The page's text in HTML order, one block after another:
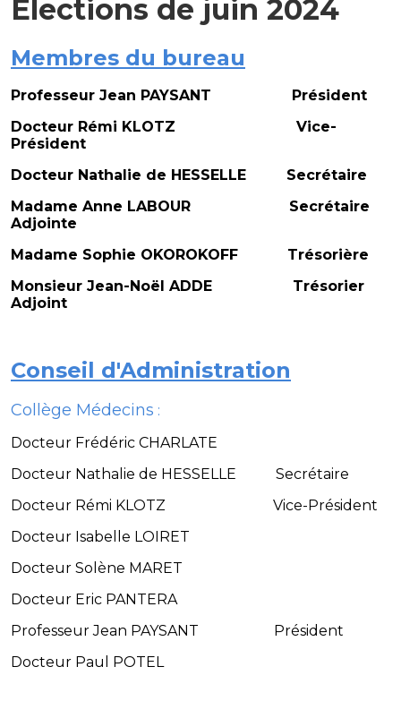
Elections de juin 2024
Membres du bureau
Professeur Jean PAYSANT Président
Docteur Rémi KLOTZ Vice-
Président
Docteur Nathalie de HESSELLE Secrétaire
Madame Anne LABOUR Secrétaire
Adjointe
Madame Sophie OKOROKOFF Trésorière
Monsieur Jean-Noël ADDE Trésorier
Adjoint
Conseil d'Administration
Collège Médecins :
Docteur Frédéric CHARLATE
Docteur Nathalie de HESSELLE Secrétaire
Docteur Rémi KLOTZ Vice-Président
Docteur Isabelle LOIRET
Docteur Solène MARET
Docteur Eric PANTERA
Professeur Jean PAYSANT Président
Docteur Paul POTEL